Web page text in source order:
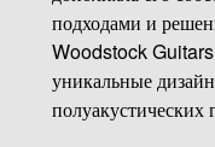
подходами и
Woodstock Guitars
уникальные
полуакустических